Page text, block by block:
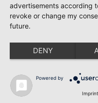
advertisements according
revoke or change my
future.
DENY
Powered by
Imprint